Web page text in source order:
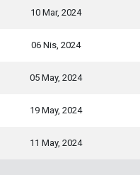
10 Mar, 2024
06 Nis, 2024
05 May, 2024
19 May, 2024
11 May, 2024